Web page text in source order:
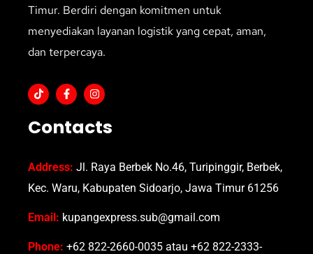
Timur. Berdiri dengan komitmen untuk
menyediakan layanan logistik yang cepat, aman,
dan terpercaya.
Contacts
Address: Jl. Raya Berbek No.46, Turipinggir, Berbek,
Kec. Waru, Kabupaten Sidoarjo, Jawa Timur 61256
Email: kupangexpress.sub@gmail.com
Phone: +62 822-2660-0035 atau +62 822-2333-